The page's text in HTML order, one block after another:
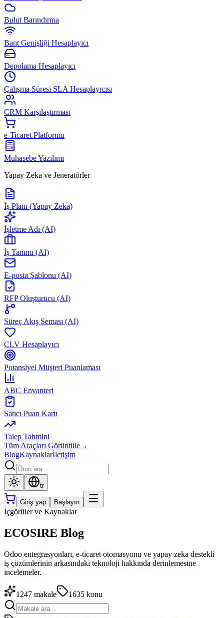
Bulut Barındırma
Bant Genişliği Hesaplayıcı
Depolama Hesaplayıcı
Çalışma Süresi SLA Hesaplayıcısı
CRM Karşılaştırması
e-Ticaret Platformu
Muhasebe Yazılımı
Yapay Zeka ve Jeneratörler
İş Planı (Yapay Zeka)
İşletme Adı (AI)
İş Tanımı (AI)
E-posta Şablonu (AI)
RFP Oluşturucu (AI)
Süreç Akış Şeması (AI)
CLV Hesaplayıcı
Potansiyel Müşteri Puanlaması
ABC Envanteri
Satıcı Puan Kartı
Talep Tahmini
Tüm Araçları Görüntüle→
BlogKaynaklarİletişim
tr
Giriş yap Başlayın
İçgörüler ve Kaynaklar
ECOSIRE Blog
Odoo entegrasyonları, e-ticaret otomasyonu ve yapay zeka destekli
iş çözümlerinin arkasındaki teknoloji hakkında derinlemesine
incelemeler.
1247 makale 1635 konu